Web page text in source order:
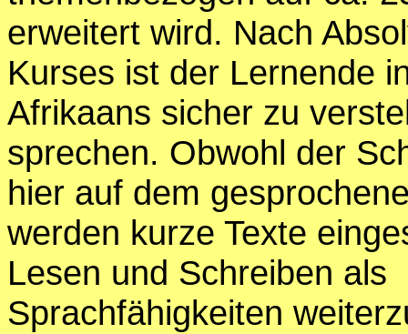
erweitert wird. Nach
Kurses ist der Lernende
Afrikaans sicher zu
sprechen. Obwohl der
hier auf dem
werden kurze Texte
Lesen und Schreiben als
Sprachfähigkeiten